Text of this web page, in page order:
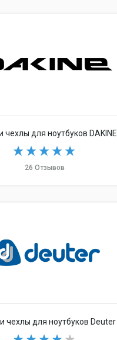
чехлы для ноутбуков DAKINE
26 Отзывов
чехлы для ноутбуков Deuter